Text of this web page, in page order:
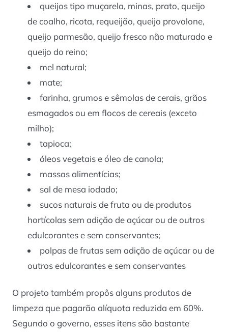
queijos tipo muçarela, minas, prato, queijo
de coalho, ricota, requeijão, queijo provolone,
queijo parmesão, queijo fresco não maturado e
queijo do reino;
mel natural;
mate;
farinha, grumos e sêmolas de cerais, grãos
esmagados ou em flocos de cereais (exceto
milho);
tapioca;
óleos vegetais e óleo de canola;
massas alimentícias;
sal de mesa iodado;
sucos naturais de fruta ou de produtos
hortícolas sem adição de açúcar ou de outros
edulcorantes e sem conservantes;
polpas de frutas sem adição de açúcar ou de
outros edulcorantes e sem conservantes
O projeto também propôs alguns produtos de
limpeza que pagarão alíquota reduzida em 60%.
Segundo o governo, esses itens são bastante